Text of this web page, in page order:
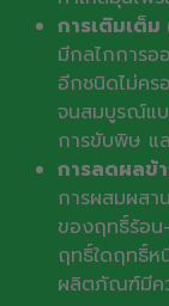
การเติมเต็
มีกลไกการ
อีกชนิดไม่คร
จนสมบูรณ์แบ
การขับพิษ แ
การลดผลข้
การผสมผสา
ของฤทธิ์ร้อ
ฤทธิ์ใดฤทธิ์ห
ผลิตภัณฑ์มีค